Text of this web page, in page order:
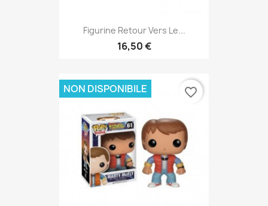
Figurine Retour Vers Le...
16,50 €
NON DISPONIBILE favorite_border